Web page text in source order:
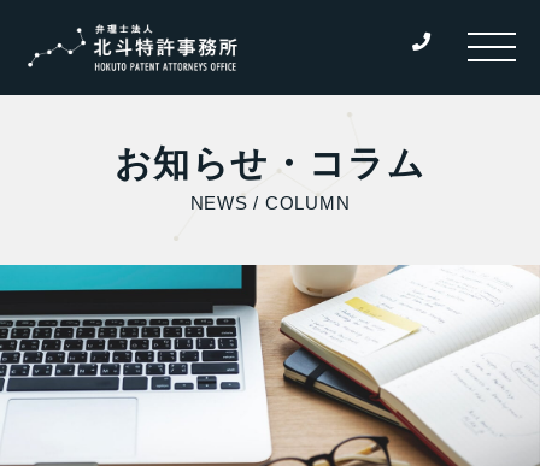
お知らせ・コラム
NEWS / COLUMN